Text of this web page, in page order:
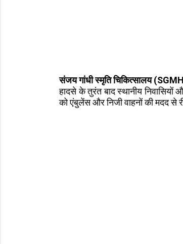
संजय गांधी स्मृति चिकित्सालय
हादसे के तुरंत बाद स्थानीय निवासियों
को एंबुलेंस और निजी वाहनों की मदद से